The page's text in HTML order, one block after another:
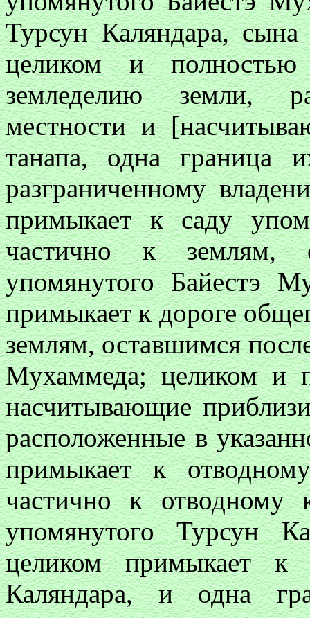
Турсун Каляндара,
целиком и
земледелию земли,
местности и
танапа, одна граница
разграниченному
примыкает к саду
частично к землям,
упомянутого Байестэ
примыкает к дороге
землям, оставшимся
Мухаммеда; целиком и
насчитывающие
расположенные в
примыкает к
частично к отводному
упомянутого Турсун
целиком примыкает к
Каляндара, и одна